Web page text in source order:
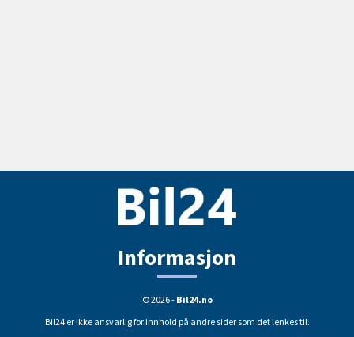
Informasjon
© 2026 -Bil24.no
Bil24 er ikke ansvarlig for innhold på andre sider som det lenkes til.